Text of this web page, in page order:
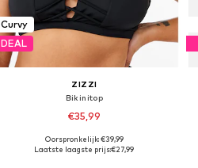
Curvy
DEAL
ZIZZI
Bikinitop
€35,99
Beschikbaar in vele maten
Oorspronkelijk: €39,99
Laatste laagste prijs:€27,99